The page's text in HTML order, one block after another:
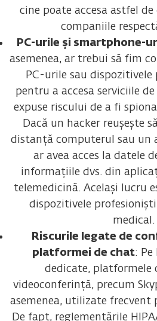
cine poate accesa astfel
companiile
PC-urile și smartphone-
asemenea, ar trebui să fim
PC-urile sau dispozitivele
pentru a accesa serviciile
expuse riscului de a fi
Dacă un hacker reușește
distanță computerul sau un
ar avea acces la datele
informațiile dvs. din
telemedicină. Același lucru
dispozitivele
medical.
Riscurile legate de
platformei de chat: Pe
dedicate, platformele
videoconferință, precum
asemenea, utilizate frecvent
De fapt, reglementările